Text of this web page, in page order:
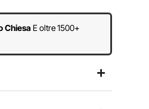
ChiesaE oltre 1500+